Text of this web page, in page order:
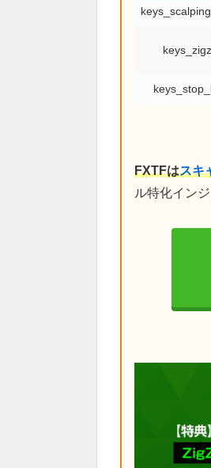
FXTFはスキ
ル特化イン